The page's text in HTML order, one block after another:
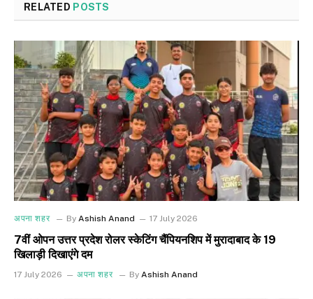
RELATED POSTS
अपना शहर By Ashish Anand 17 July 2026
7वीं ओपन उत्तर प्रदेश रोलर स्केटिंग चैंपियनशिप में मुरादाबाद के 19
खिलाड़ी दिखाएंगे दम
17 July 2026 अपना शहर By Ashish Anand